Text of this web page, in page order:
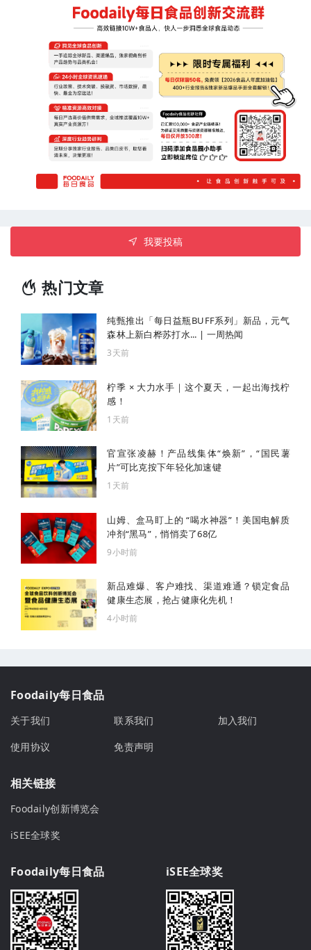
我要投稿
热门文章
纯甄推出「每日益瓶BUFF系列」新品，元气
森林上新白桦苏打水... | 一周热闻
3天前
柠季 × 大力水手｜这个夏天，一起出海找柠
感！
1天前
官宣张凌赫！产品线集体“焕新”，“国民薯
片”可比克按下年轻化加速键
1天前
山姆、盒马盯上的 “喝水神器”！美国电解质
冲剂“黑马”，悄悄卖了68亿
9小时前
新品难爆、客户难找、渠道难通？锁定食品
健康生态展，抢占健康化先机！
4小时前
Foodaily每日食品
关于我们 联系我们
加入我们
使用协议
免责声明
相关链接
Foodaily创新博览会
iSEE全球奖
Foodaily每日食品 iSEE全球奖